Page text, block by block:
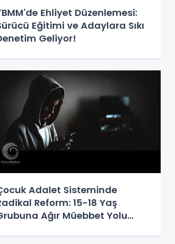
Ehliyet Düzenlemesi:
Eğitimi ve Adaylara Sıkı
Geliyor!
Adalet Sisteminde
Reform: 15-18 Yaş
Ağır Müebbet Yolu